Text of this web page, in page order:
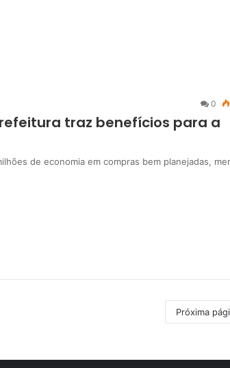
0
traz benefícios para a
de economia em compras bem planejadas,
Próxima